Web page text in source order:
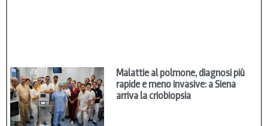
Malattie al polmone, diagnosi più
rapide e meno invasive: a Siena
arriva la criobiopsia